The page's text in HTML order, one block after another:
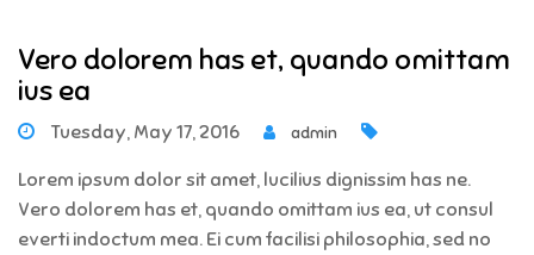
Vero dolorem has et, quando omittam
ius ea
Tuesday, May 17, 2016 admin
Lorem ipsum dolor sit amet, lucilius dignissim has ne.
Vero dolorem has et, quando omittam ius ea, ut consul
everti indoctum mea. Ei cum facilisi philosophia, sed no